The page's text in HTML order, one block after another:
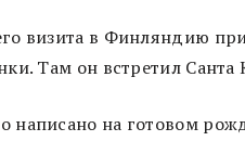
визита в Финляндию
Там он встретил
написано на готовом